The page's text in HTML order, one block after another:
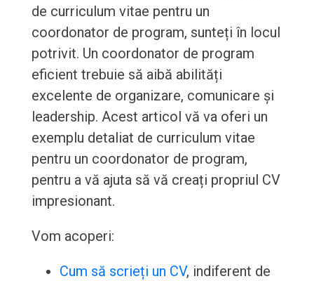
de curriculum vitae pentru un
coordonator de program, sunteți în locul
potrivit. Un coordonator de program
eficient trebuie să aibă abilități
excelente de organizare, comunicare și
leadership. Acest articol vă va oferi un
exemplu detaliat de curriculum vitae
pentru un coordonator de program,
pentru a vă ajuta să vă creați propriul CV
impresionant.
Vom acoperi:
Cum să scrieți un CV, indiferent de